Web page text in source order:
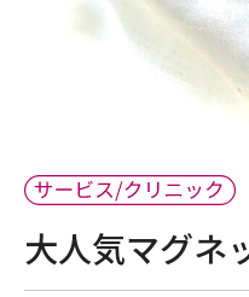
大人気マグネ